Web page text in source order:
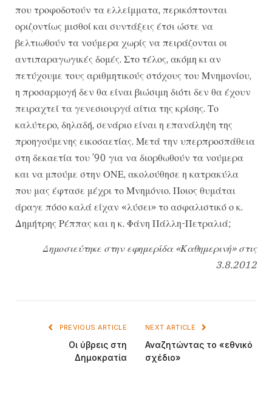
που τροφοδοτούν τα ελλείμματα, περικόπτονται
οριζοντίως μισθοί και συντάξεις έτσι ώστε να
βελτιωθούν τα νούμερα χωρίς να πειράζονται οι
αντιπαραγωγικές δομές. Στο τέλος, ακόμη κι αν
πετύχουμε τους αριθμητικούς στόχους του Μνημονίου,
η προσαρμογή δεν θα είναι βιώσιμη διότι δεν θα έχουν
πειραχτεί τα γενεσιουργά αίτια της κρίσης. Το
καλύτερο, δηλαδή, σενάριο είναι η επανάληψη της
προηγούμενης εικοσαετίας. Μετά την υπερπροσπάθεια
στη δεκαετία του ’90 για να διορθωθούν τα νούμερα
και να μπούμε στην ΟΝΕ, ακολούθησε η κατρακύλα
που μας έφτασε μέχρι το Μνημόνιο. Ποιος θυμάται
άραγε πόσο καλά είχαν «λύσει» το ασφαλιστικό ο κ.
Δημήτρης Ρέππας και η κ. Φάνη Πάλλη-Πετραλιά;
Δημοσιεύτηκε στην εφημερίδα «Καθημερινή» στις
3.8.2012
PREVIOUS ARTICLE
Οι ύβρεις στη
Δημοκρατία
NEXT ARTICLE
Αναζητώντας το «εθνικό
σχέδιο»